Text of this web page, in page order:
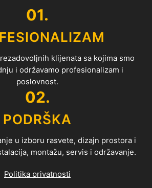
01.
klijenata sa kojima smo
i održavamo profesionalizam i
poslovnost.
02.
PODRŠKA
u izboru rasvete, dizajn prostora i
montažu, servis i održavanje.
Politika privatnosti